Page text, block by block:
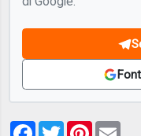
Facebook
TwitterPinterest